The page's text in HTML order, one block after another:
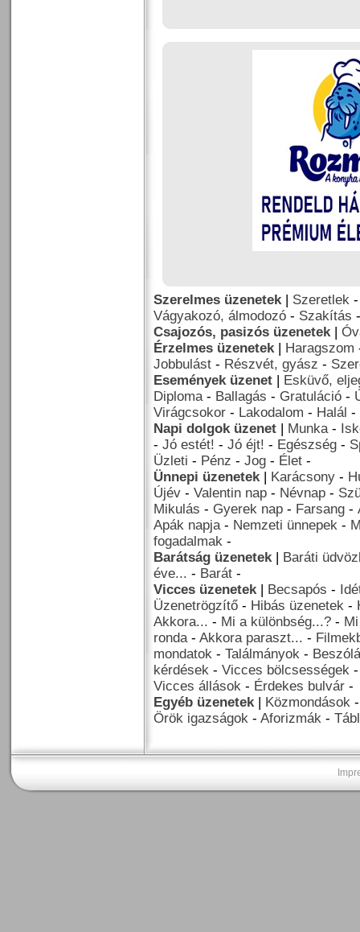
Szerelmes üzenetek| Szeretlek
Vágyakozó, álmodozó - Szakítás
Csajozós, pasizós üzenetek|
Érzelmes üzenetek| Haragszom
Jobbulást - Részvét, gyász -
Események üzenet | Esküvő,
Diploma- Ballagás - Gratuláció -
Virágcsokor - Lakodalom - Halál -
Napi dolgok üzenet | Munka-
- Jó estét! - Jó éjt! - Egészség -
Üzleti - Pénz - Jog - Élet -
Ünnepi üzenetek| Karácsony -
Újév - Valentin nap - Névnap -
Mikulás - Gyerek nap - Farsang -
Apák napja- Nemzeti ünnepek -
fogadalmak -
Barátság üzenetek| Baráti
éve... - Barát -
Vicces üzenetek| Becsapós -
Üzenetrögzítő - Hibás üzenetek -
Akkora... - Mi a különbség...? -
ronda- Akkora paraszt... -
mondatok - Találmányok -
kérdések - Vicces bölcsességek
Vicces állások - Érdekes bulvár -
Egyéb üzenetek| Közmondások
Örök igazságok - Aforizmák -